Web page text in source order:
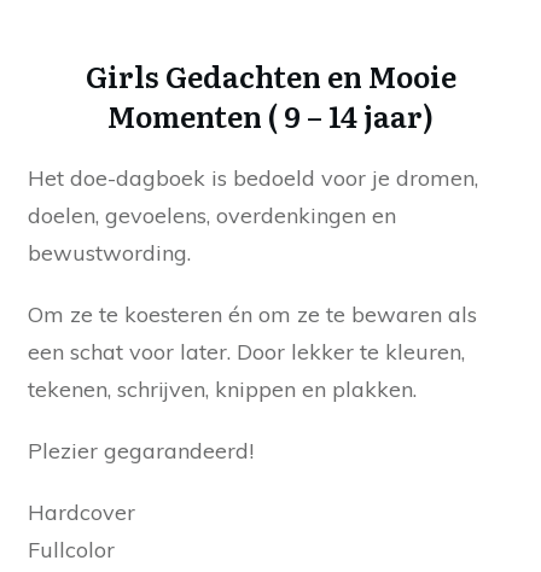
Girls Gedachten en Mooie
Momenten ( 9 – 14 jaar)
Het doe-dagboek is bedoeld voor je dromen,
doelen, gevoelens, overdenkingen en
bewustwording.
Om ze te koesteren én om ze te bewaren als
een schat voor later. Door lekker te kleuren,
tekenen, schrijven, knippen en plakken.
Plezier gegarandeerd!
Hardcover
Fullcolor